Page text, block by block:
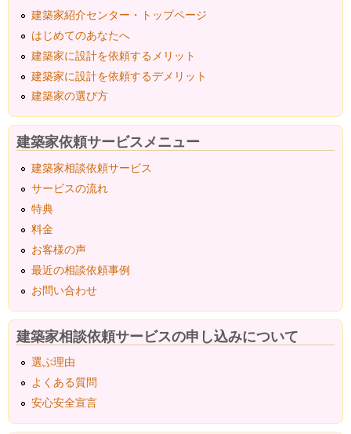
建築家紹介センター・トップページ
はじめてのあなたへ
建築家に設計を依頼するメリット
建築家に設計を依頼するデメリット
建築家の選び方
建築家依頼サービスメニュー
建築家相談依頼サービス
サービスの流れ
特典
料金
お客様の声
最近の相談依頼事例
お問い合わせ
建築家相談依頼サービスの申し込みについて
選ぶ理由
よくある質問
安心安全宣言